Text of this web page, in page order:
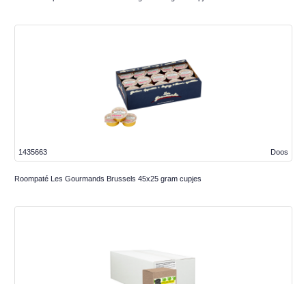
Doos
1435663
Roompaté Les Gourmands Brussels 45x25 gram cupjes